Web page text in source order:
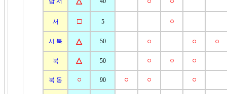
서 □ 5 ○
서 북 △ 50 ○ ○ ○
북 △ 50 ○ ○ ○
북 동 ○ 90 ○ ○ ○